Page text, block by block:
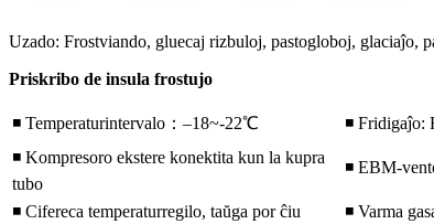
Uzado: Frostviando, gluecaj rizbuloj, pastogloboj, glaciaĵo,
Priskribo de insula frostujo
◾ Temperaturintervalo：–18~-22℃
◾ Fridigaĵo:
◾ Kompresoro ekstere konektita kun la kupra
tubo
◾ EBM-
◾ Cifereca temperaturregilo, taŭga por ĉiu
◾ Varma